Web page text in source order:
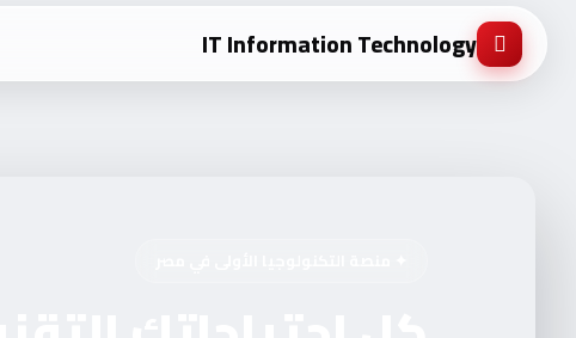
IT Information Technology